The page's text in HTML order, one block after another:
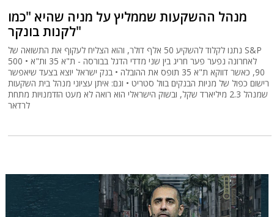
מנהל ההשקעות שממליץ על מניה שהיא "כמו
לקנות בונקר"
נתנו לקלוד להשקיע 50 אלף דולר, והוא הצליח לעקוף את התשואה של S&P
500 • לאחרונה נפער פער חריג בין שני מדדי הדגל בבורסה - ת"א 35 ות"א
90, כאשר דווקא ת"א 35 תופס את ההובלה • בנק ישראל יוצא בצעד שיאפשר
רישום כפול של מניות הבנקים בוול סטריט • וגם: איתן עציוני מנהל בית השקעות
שמנהל 2.3 מיליארד שקל, ובשוק הישראלי הוא רואה לא מעט הזדמנויות מתחת
לרדאר